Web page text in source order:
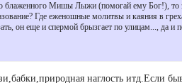
блаженного Мишы Лыжи (помогай ему Бог!), то
Где еженошные молитвы и каяния в
он еще и спермой брызгает по улицам..., да
наглость итд.Если